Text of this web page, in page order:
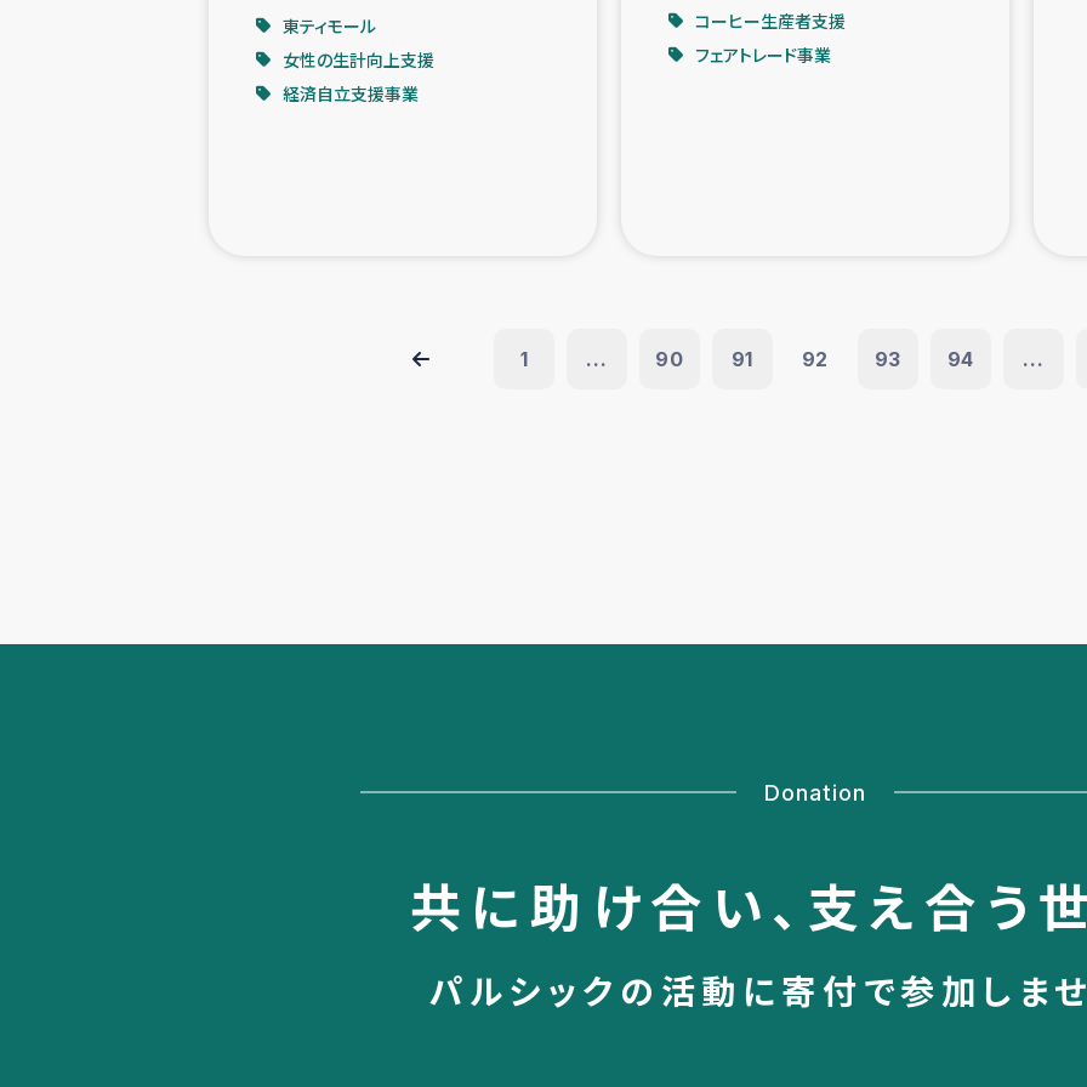
東ティモール
女性の生計向上支援
経済自立支援事業
コーヒー生産者支援
フェアトレード事業
1 ... 90 91 92 93 94 ...
Donation
共に助け合い、 支え合う
パルシックの活動に寄付で参加しま